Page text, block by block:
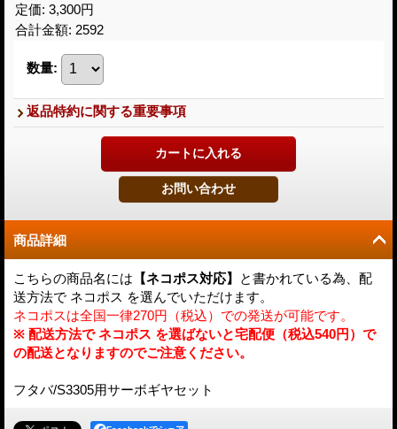
定価: 3,300円
合計金額: 2592
数量:
返品特約に関する重要事項
商品詳細
こちらの商品名には 【ネコポス対応】
と書かれている為、配
送方法で ネコポス を選んでいただけます。
ネコポスは全国一律270円（税込）での発送が可能です。
※ 配送方法で ネコポス を選ばないと宅配便（税込540円）で
の配送となりますのでご注意ください。
フタバ/S3305用サーボギヤセット